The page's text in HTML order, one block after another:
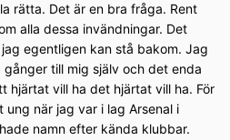
rätta. Det är en bra fråga. Rent
alla dessa invändningar. Det
egentligen kan stå bakom. Jag
till mig själv och det enda
hjärtat vill ha det hjärtat vill ha. För
när jag var i lag Arsenal i
namn efter kända klubbar.